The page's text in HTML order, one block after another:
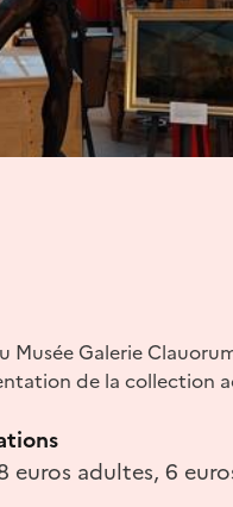
Musée Galerie
de la collection
euros adultes, 6